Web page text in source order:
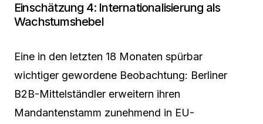
Einschätzung 4: Internationalisierung als
Wachstumshebel
Eine in den letzten 18 Monaten spürbar
wichtiger gewordene Beobachtung: Berliner
B2B-Mittelständler erweitern ihren
Mandantenstamm zunehmend in EU-